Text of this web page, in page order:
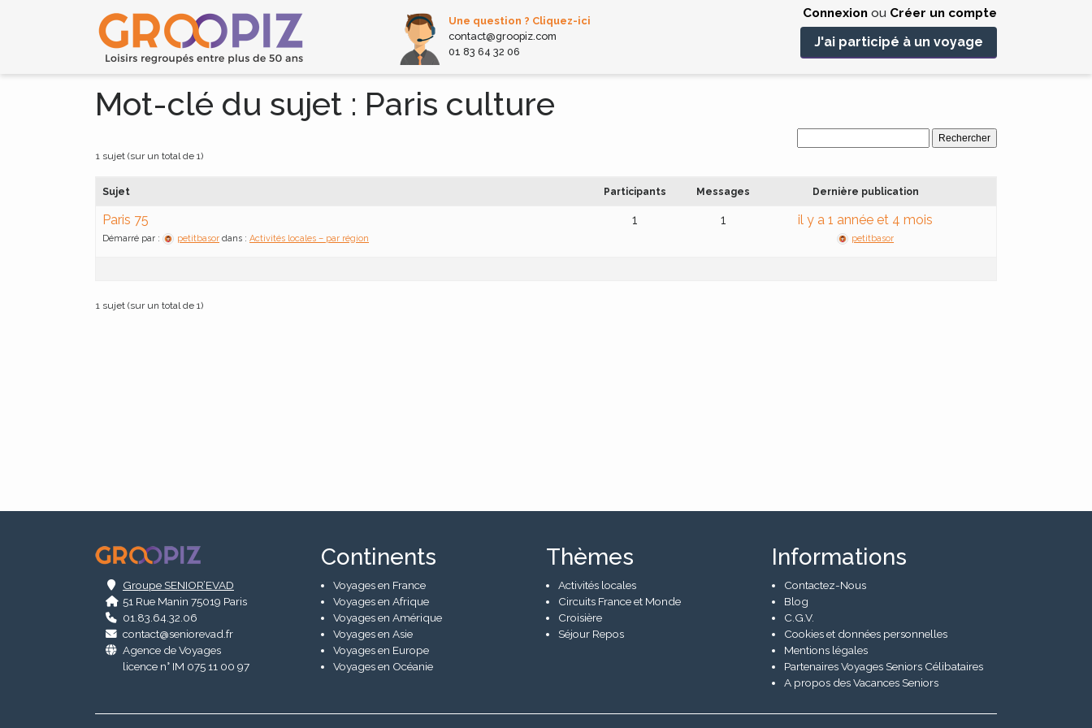
Une question ? Cliquez-ici
contact@groopiz.com
01 83 64 32 06
Connexionou Créer un compte
J'ai participé à un voyage
Mot-clé du sujet : Paris culture
1 sujet (sur un total de 1)
Sujet Participants Messages Dernière publication
Paris 75
Démarré par : petitbasor dans : Activités locales – par région
1 1 il y a 1 année et 4 mois
petitbasor
1 sujet (sur un total de 1)
Groupe SENIOR’EVAD
51 Rue Manin 75019 Paris
01.83.64.32.06
contact@seniorevad.fr
Agence de Voyages
licence n° IM 075 11 00 97
Continents
Voyages en France
Voyages en Afrique
Voyages en Amérique
Voyages en Asie
Voyages en Europe
Voyages en Océanie
Thèmes
Activités locales
Circuits France et Monde
Croisière
Séjour Repos
Informations
Contactez-Nous
Blog
C.G.V.
Cookies et données personnelles
Mentions légales
Partenaires Voyages Seniors Célibataires
A propos des Vacances Seniors